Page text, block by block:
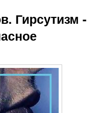
Гирсутизм -